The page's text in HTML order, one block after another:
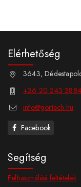
Elérhetőség
3643,
+36 20 243 3884
info@gortech.hu
Facebook
Segítség
Felhasználási feltételek